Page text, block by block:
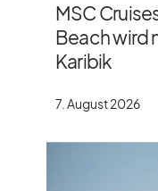
MSC
Beach wird
Karibik
7. August 2026